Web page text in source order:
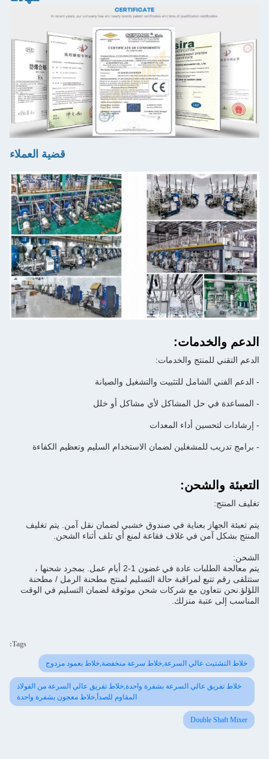
قضية العملاء
الدعم والخدمات:
الدعم التقني للمنتج والخدمات:
- الدعم الفني الشامل للتثبيت والتشغيل والصيانة
- المساعدة في حل المشاكل لأي مشاكل أو خلل
- إرشادات لتحسين أداء المعدات
- برامج تدريب للمشغلين لضمان الاستخدام السليم وتعظيم الكفاءة
التعبئة والشحن:
تغليف المنتج:
يتم تعبئة الجهاز بعناية في صندوق خشبي لضمان نقل آمن. يتم تغليف
المنتج بشكل آمن في غلاف فقاعة لمنع أي تلف أثناء الشحن.
الشحن:
يتم معالجة الطلبات عادة في غضون 1-2 أيام عمل. بمجرد شحنها ،
ستتلقى رقم تتبع لمراقبة حالة التسليم لمنتج مطحنة الرمل / مطحنة
اللؤلؤ.نحن نتعاون مع شركات شحن موثوقة لضمان التسليم في الوقت
المناسب إلى عتبة منزلك.
Tags:
خلاط التشتيت عالي السرعة,خلاط سرعة منخفضة,خلاط بعمود مزدوج
خلاط تفريق عالي السرعة بشفرة واحدة,خلاط تفريق عالي السرعة من الفولاذ
المقاوم للصدأ,خلاط معجون بشفرة واحدة
Double Shaft Mixer